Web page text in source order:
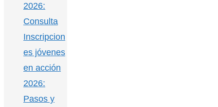
2026:
Consulta
Inscripcion
es jóvenes
en acción
2026:
Pasos y